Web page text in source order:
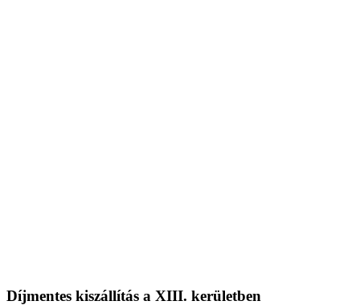
Díjmentes kiszállítás a XIII. kerületben